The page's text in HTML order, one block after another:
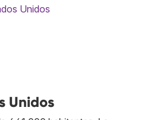
Unidos
Unidos